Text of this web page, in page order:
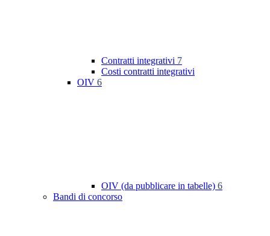
Contratti integrativi 7
Costi contratti integrativi
OIV 6
OIV (da pubblicare in tabelle) 6
Bandi di concorso